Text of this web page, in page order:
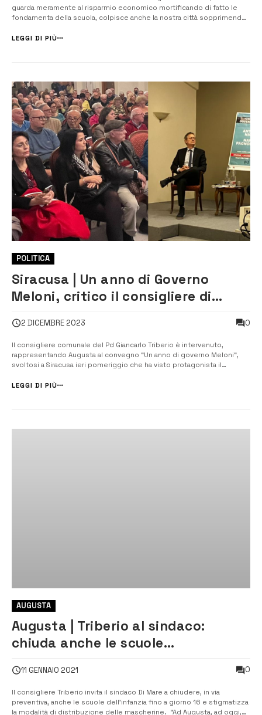
guarda meramente al risparmio economico mortificando di fatto le
fondamenta della scuola, colpisce anche la nostra città sopprimendo,
istituzione scolastica storica ed importante per la nostra comunità”.
LEGGI DI PIÙ
POLITICA
Siracusa | Un anno di Governo
Meloni, critico il consigliere di
2 DICEMBRE 2023 0
Il consigliere comunale del Pd Giancarlo Triberio è intervenuto,
rappresentando Augusta al convegno “Un anno di governo Meloni“,
svoltosi a Siracusa ieri pomeriggio che ha visto protagonista il
sollevati che toccano l’Italia in generale il consigliere augustano ha
LEGGI DI PIÙ
AUGUSTA
Augusta | Triberio al sindaco:
chiuda anche le scuole
le mascherine fuori casa
11 GENNAIO 2021 0
Il consigliere Triberio invita il sindaco Di Mare a chiudere, in via
preventiva, anche le scuole dell’infanzia fino a giorno 16 e stigmatizza
la modalità di distribuzione delle mascherine. “Ad Augusta, ad oggi,